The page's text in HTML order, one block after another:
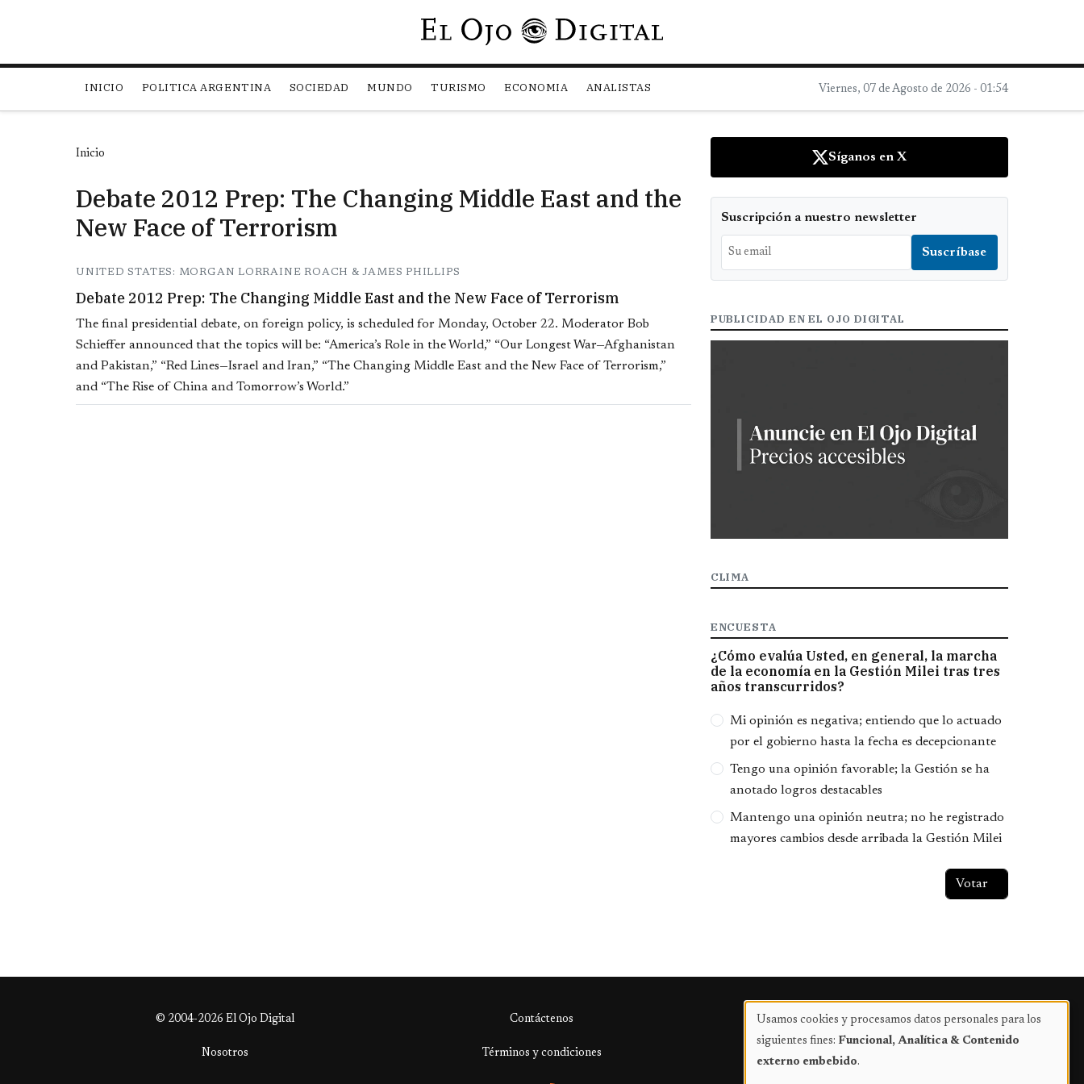
Pasar al contenido principal
INICIO POLITICA ARGENTINA SOCIEDAD MUNDO TURISMO ECONOMIA ANALISTAS Viernes, 07 de Agosto de 2026 - 01:54
Inicio
Debate 2012 Prep: The Changing Middle East and the
New Face of Terrorism
UNITED STATES: MORGAN LORRAINE ROACH & JAMES PHILLIPS
Debate 2012 Prep: The Changing Middle East and the New Face of Terrorism
The final presidential debate, on foreign policy, is scheduled for Monday, October 22. Moderator Bob
Schieffer announced that the topics will be: “America’s Role in the World,” “Our Longest War—Afghanistan
and Pakistan,” “Red Lines—Israel and Iran,” “The Changing Middle East and the New Face of Terrorism,”
and “The Rise of China and Tomorrow’s World.”
Síganos en X
Suscripción a nuestro newsletter
PUBLICIDAD EN EL OJO DIGITAL
CLIMA
ENCUESTA
¿Cómo evalúa Usted, en general, la marcha
de la economía en la Gestión Milei tras tres
años transcurridos?
Opciones
Mi opinión es negativa; entiendo que lo actuado
por el gobierno hasta la fecha es decepcionante
Tengo una opinión favorable; la Gestión se ha
anotado logros destacables
Mantengo una opinión neutra; no he registrado
mayores cambios desde arribada la Gestión Milei
© 2004-2026 El Ojo Digital Contáctenos Publicidad
Nosotros Términos y condiciones
Uso
de
Usamos cookies y procesamos datos personales para los
siguientes fines: Funcional, Analítica & Contenido
externo embebido.